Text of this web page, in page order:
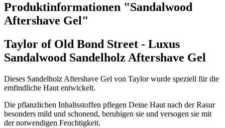
Produktinformationen "Sandalwood
Aftershave Gel"
Taylor of Old Bond Street - Luxus
Sandalwood Sandelholz Aftershave Gel
Dieses Sandelholz Aftershave Gel von Taylor wurde speziell für die
emfindliche Haut entwickelt.
Die pflanzlichen Inhaltsstoffen pflegen Deine Haut nach der Rasur
besonders mild und schonend, beruhigen sie und versogen sie mit
der notwendigen Feuchtigkeit.